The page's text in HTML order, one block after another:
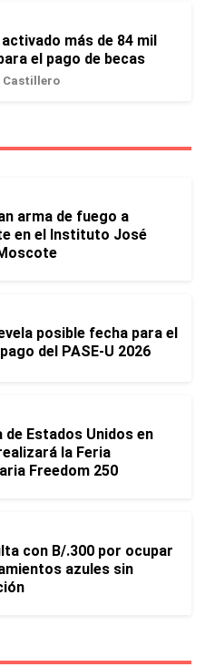
más de 84 mil
el pago de becas
Castillero
arma de fuego a
en el Instituto José
posible fecha para el
del PASE-U 2026
de Estados Unidos en
la Feria
Freedom 250
con B/.300 por ocupar
azules sin